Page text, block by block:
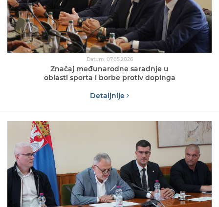
Datum: 07.05.2026
Značaj međunarodne saradnje u
oblasti sporta i borbe protiv dopinga
Detaljnije